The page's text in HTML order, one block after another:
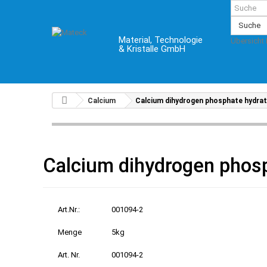
Material, Technologie
& Kristalle GmbH
Suche
Übersicht
Calcium Calcium dihydrogen phosphate
Calcium dihydrogen
Art.Nr.: 001094-2
Menge 5kg
Art. Nr. 001094-2